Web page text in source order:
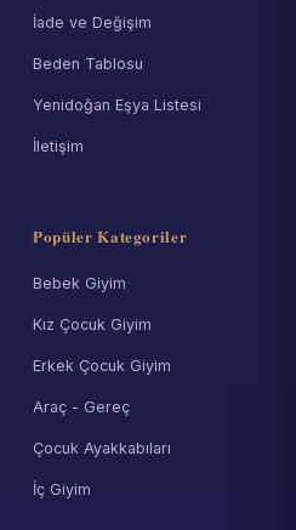
İade ve Değişim
Beden Tablosu
Yenidoğan Eşya Listesi
İletişim
Popüler Kategoriler
Bebek Giyim
Kız Çocuk Giyim
Erkek Çocuk Giyim
Araç - Gereç
Çocuk Ayakkabıları
İç Giyim